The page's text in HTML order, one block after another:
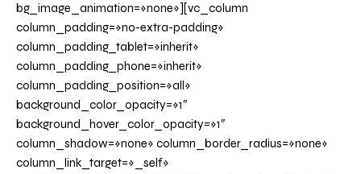
bg_image_animation=»none»][vc_column
column_padding=»no-extra-padding»
column_padding_tablet=»inherit»
column_padding_phone=»inherit»
column_padding_position=»all»
background_color_opacity=»1″
background_hover_color_opacity=»1″
column_shadow=»none» column_border_radius=»none»
column_link_target=»_self»